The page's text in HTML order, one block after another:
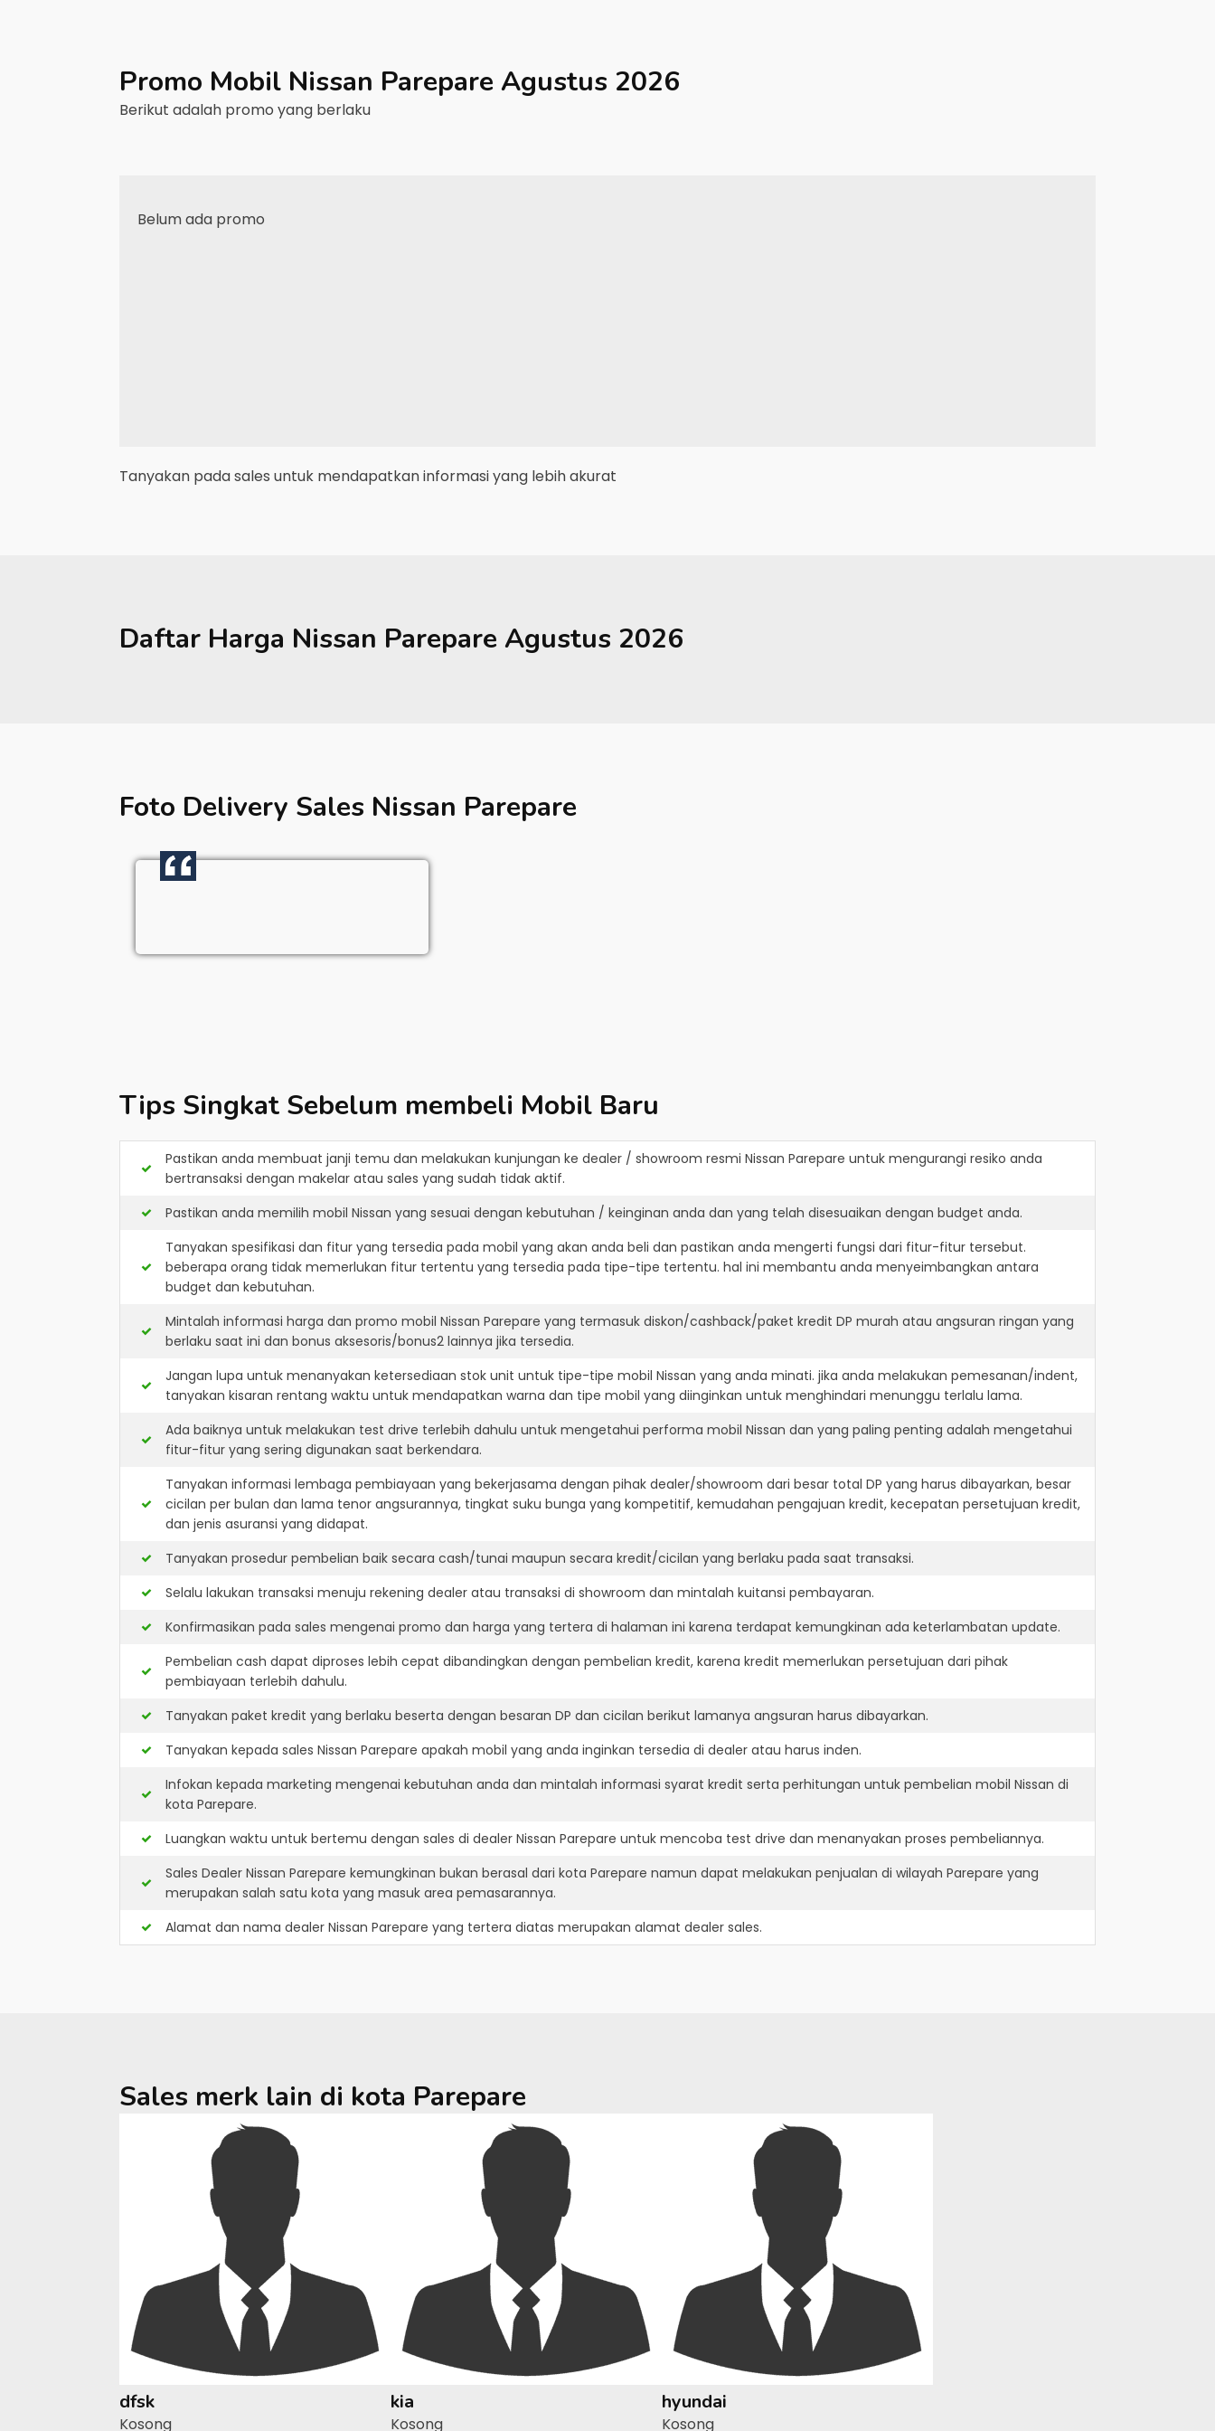
Promo Mobil Nissan ParepareAgustus 2026
Berikut adalah promo yang berlaku
Belum ada promo
Tanyakan pada sales untuk mendapatkan informasi yang lebih akurat
Daftar Harga Nissan ParepareAgustus 2026
Foto Delivery Sales Nissan Parepare
Tips Singkat Sebelum membeli Mobil Baru
Pastikan anda membuat janji temu dan melakukan kunjungan ke dealer / showroom resmi Nissan Parepare untuk mengurangi resiko anda
bertransaksi dengan makelar atau sales yang sudah tidak aktif.
Pastikan anda memilih mobil Nissan yang sesuai dengan kebutuhan / keinginan anda dan yang telah disesuaikan dengan budget anda.
Tanyakan spesifikasi dan fitur yang tersedia pada mobil yang akan anda beli dan pastikan anda mengerti fungsi dari fitur-fitur tersebut.
beberapa orang tidak memerlukan fitur tertentu yang tersedia pada tipe-tipe tertentu. hal ini membantu anda menyeimbangkan antara
budget dan kebutuhan.
Mintalah informasi harga dan promo mobil Nissan Parepare yang termasuk diskon/cashback/paket kredit DP murah atau angsuran ringan yang
berlaku saat ini dan bonus aksesoris/bonus2 lainnya jika tersedia.
Jangan lupa untuk menanyakan ketersediaan stok unit untuk tipe-tipe mobil Nissan yang anda minati. jika anda melakukan pemesanan/indent,
tanyakan kisaran rentang waktu untuk mendapatkan warna dan tipe mobil yang diinginkan untuk menghindari menunggu terlalu lama.
Ada baiknya untuk melakukan test drive terlebih dahulu untuk mengetahui performa mobil Nissan dan yang paling penting adalah mengetahui
fitur-fitur yang sering digunakan saat berkendara.
Tanyakan informasi lembaga pembiayaan yang bekerjasama dengan pihak dealer/showroom dari besar total DP yang harus dibayarkan, besar
cicilan per bulan dan lama tenor angsurannya, tingkat suku bunga yang kompetitif, kemudahan pengajuan kredit, kecepatan persetujuan kredit,
dan jenis asuransi yang didapat.
Tanyakan prosedur pembelian baik secara cash/tunai maupun secara kredit/cicilan yang berlaku pada saat transaksi.
Selalu lakukan transaksi menuju rekening dealer atau transaksi di showroom dan mintalah kuitansi pembayaran.
Konfirmasikan pada sales mengenai promo dan harga yang tertera di halaman ini karena terdapat kemungkinan ada keterlambatan update.
Pembelian cash dapat diproses lebih cepat dibandingkan dengan pembelian kredit, karena kredit memerlukan persetujuan dari pihak
pembiayaan terlebih dahulu.
Tanyakan paket kredit yang berlaku beserta dengan besaran DP dan cicilan berikut lamanya angsuran harus dibayarkan.
Tanyakan kepada sales Nissan Parepare apakah mobil yang anda inginkan tersedia di dealer atau harus inden.
Infokan kepada marketing mengenai kebutuhan anda dan mintalah informasi syarat kredit serta perhitungan untuk pembelian mobil Nissan di
kota Parepare.
Luangkan waktu untuk bertemu dengan sales di dealer Nissan Parepare untuk mencoba test drive dan menanyakan proses pembeliannya.
Sales Dealer Nissan Parepare kemungkinan bukan berasal dari kota Parepare namun dapat melakukan penjualan di wilayah Parepare yang
merupakan salah satu kota yang masuk area pemasarannya.
Alamat dan nama dealer Nissan Parepare yang tertera diatas merupakan alamat dealer sales.
Sales merk lain di kota Parepare
dfsk
Kosong
kia
Kosong
hyundai
Kosong